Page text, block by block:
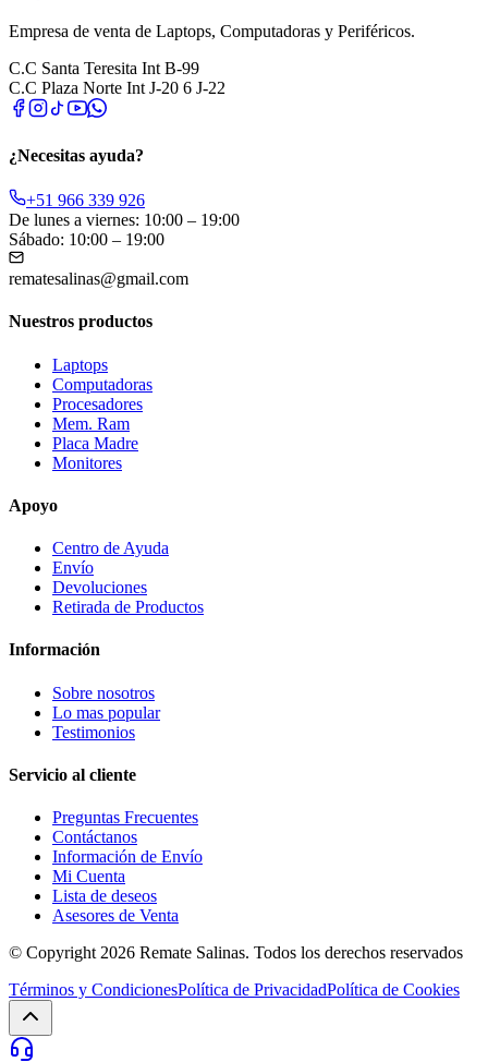
Empresa de venta de Laptops, Computadoras y Periféricos.
C.C Santa Teresita Int B-99
C.C Plaza Norte Int J-20 6 J-22
¿Necesitas ayuda?
+51 966 339 926
De lunes a viernes: 10:00 – 19:00
Sábado: 10:00 – 19:00
rematesalinas@gmail.com
Nuestros productos
Laptops
Computadoras
Procesadores
Mem. Ram
Placa Madre
Monitores
Apoyo
Centro de Ayuda
Envío
Devoluciones
Retirada de Productos
Información
Sobre nosotros
Lo mas popular
Testimonios
Servicio al cliente
Preguntas Frecuentes
Contáctanos
Información de Envío
Mi Cuenta
Lista de deseos
Asesores de Venta
© Copyright 2026 Remate Salinas. Todos los derechos reservados
Términos y CondicionesPolítica de PrivacidadPolítica de Cookies